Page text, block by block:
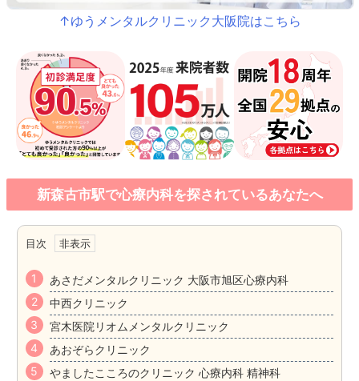
↑ゆうメンタルクリニック大阪院はこちら
新森古市駅で心療内科を探されているあなたへ
目次
あさだメンタルクリニック 大阪市旭区心療内科
中西クリニック
宮木医院リオムメンタルクリニック
あおぞらクリニック
やましたこころのクリニック 心療内科 精神科